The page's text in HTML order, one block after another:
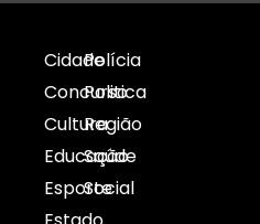
Cidade
Concurso
Cultura
Educação
Esporte
Polícia
Politica
Região
Saúde
Social